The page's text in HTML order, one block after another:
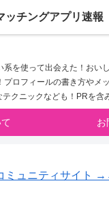
ッチングアプリ速報
系を使って出会えた！おい
プロフィールの書き方やメ
テクニックなども！PRを含
お
ミュニティサイト
ッチングアプリ速報